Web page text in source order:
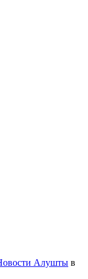
Алушты в